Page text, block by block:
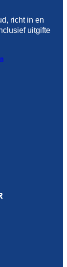
richt in en
uitgifte